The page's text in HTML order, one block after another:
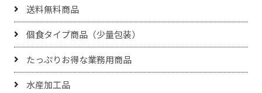
送料無料商品
個食タイプ商品（少量包装）
たっぷりお得な業務用商品
水産加工品